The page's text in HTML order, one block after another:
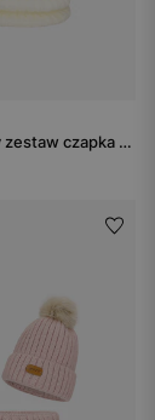
Biało-kolorowy zestaw czapka + komin + rękawiczki BARTEK 85600-19